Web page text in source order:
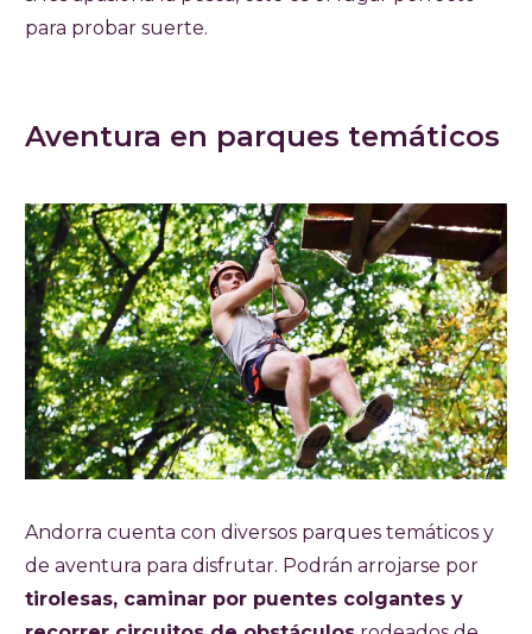
para probar suerte.
Aventura en parques temáticos
Andorra cuenta con diversos parques temáticos y
de aventura para disfrutar. Podrán arrojarse por
tirolesas, caminar por puentes colgantes y